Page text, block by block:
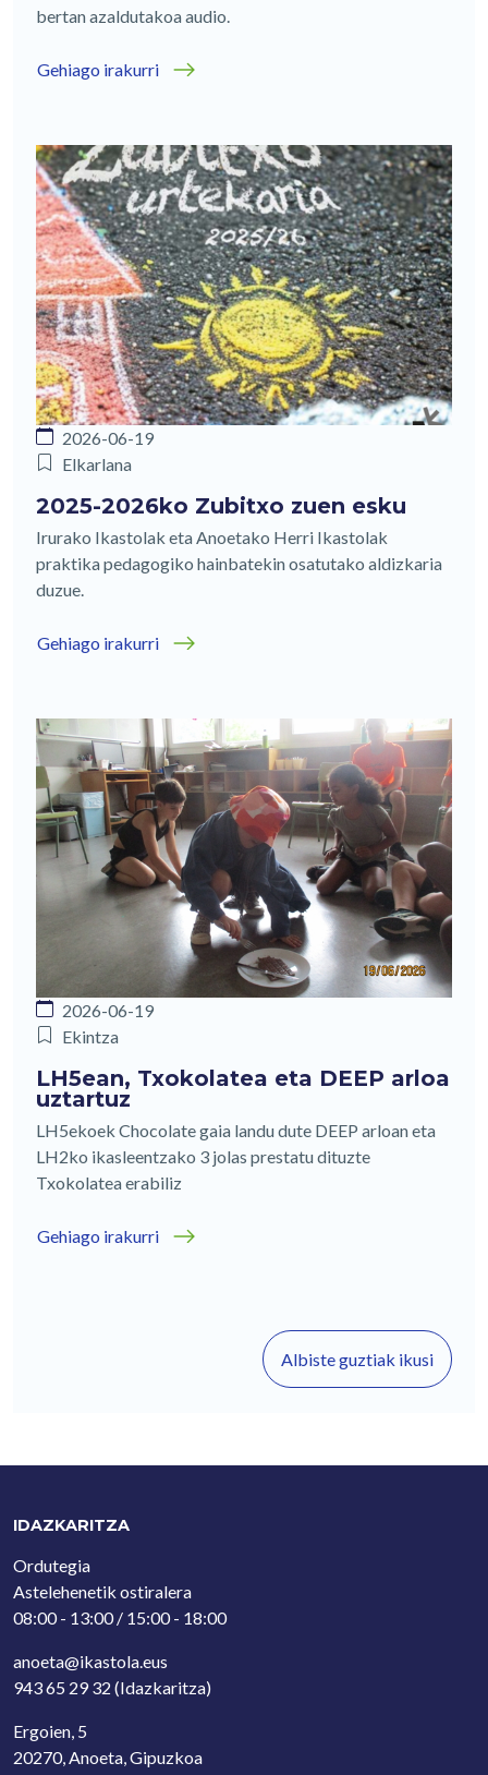
bertan azaldutakoa audio.
Gehiago irakurri
2026-06-19
Elkarlana
2025-2026ko Zubitxo zuen esku
Irurako Ikastolak eta Anoetako Herri Ikastolak
praktika pedagogiko hainbatekin osatutako aldizkaria
duzue.
Gehiago irakurri
2026-06-19
Ekintza
LH5ean, Txokolatea eta DEEP arloa
uztartuz
LH5ekoek Chocolate gaia landu dute DEEP arloan eta
LH2ko ikasleentzako 3 jolas prestatu dituzte
Txokolatea erabiliz
Gehiago irakurri
Albiste guztiak ikusi
IDAZKARITZA
Ordutegia
Astelehenetik ostiralera
08:00 - 13:00 / 15:00 - 18:00
anoeta@ikastola.eus
943 65 29 32 (Idazkaritza)
Ergoien, 5
20270, Anoeta, Gipuzkoa